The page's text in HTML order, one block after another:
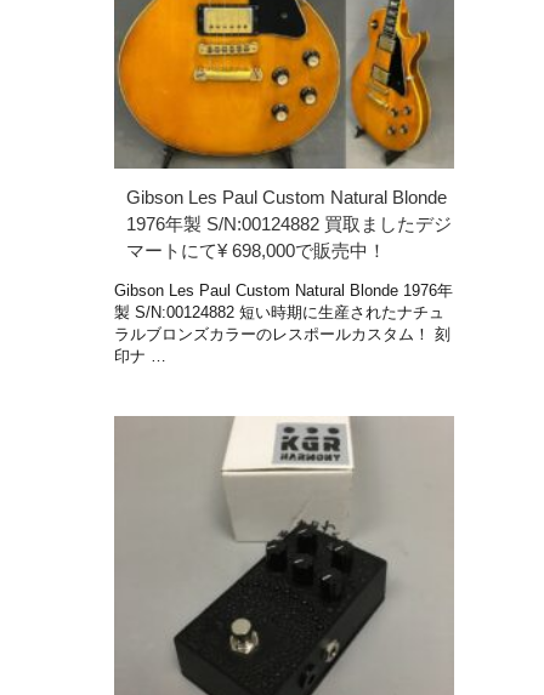
Gibson Les Paul Custom Natural Blonde
1976年製 S/N:00124882 買取ましたデジ
マートにて¥ 698,000で販売中！
Gibson Les Paul Custom Natural Blonde 1976年
製 S/N:00124882 短い時期に生産されたナチュ
ラルブロンズカラーのレスポールカスタム！ 刻
印ナ …